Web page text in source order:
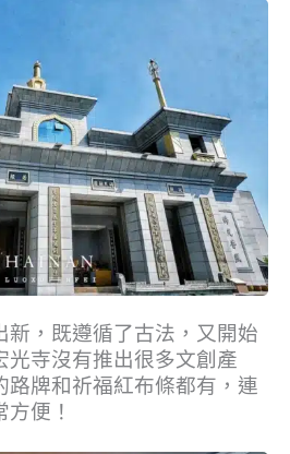
新，既遵循了古法，又開始
光寺沒有推出很多文創產
路牌和祈福紅布條都有，連
便！